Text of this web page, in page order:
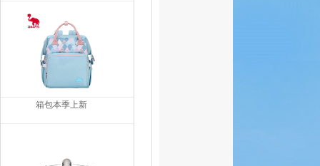
箱包本季上新